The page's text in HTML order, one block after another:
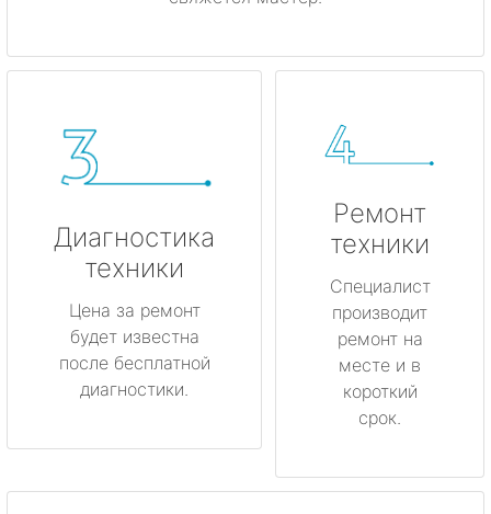
Диагностика
техники
Цена за ремонт
будет известна
после бесплатной
диагностики.
Ремонт
техники
Специалист
производит
ремонт на
месте и в
короткий
срок.